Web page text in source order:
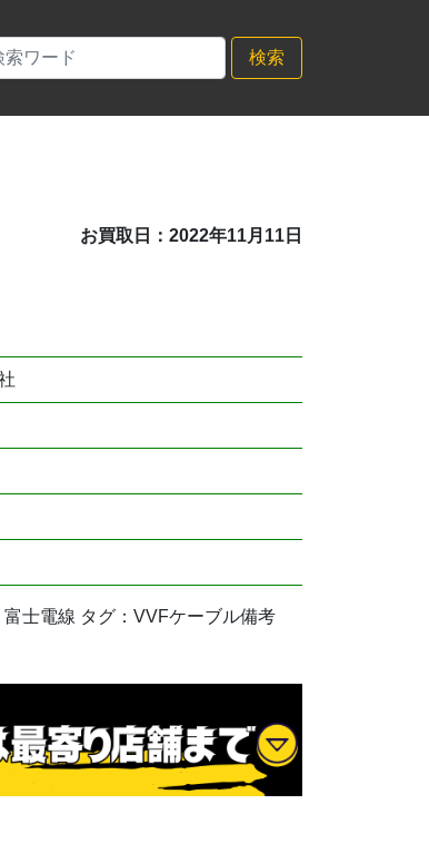
検索
お買取日：2022年11月11日
士電線 タグ：VVFケーブル備考